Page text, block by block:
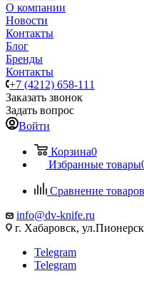
О компании
Новости
Контакты
Блог
Бренды
Контакты
+7 (4212) 658-111
Заказать звонок
Задать вопрос
Войти
Корзина0
Избранные товары
Сравнение товаров
info@dv-knife.ru
г. Хабаровск,
Telegram
Telegram